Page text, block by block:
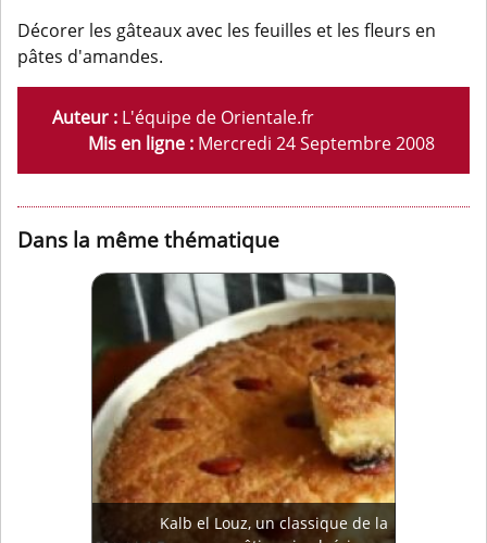
Décorer les gâteaux avec les feuilles et les fleurs en
pâtes d'amandes.
Auteur : L'équipe de Orientale.fr
Mis en ligne : Mercredi 24 Septembre 2008
Dans la même thématique
Kalb el Louz, un classique de la